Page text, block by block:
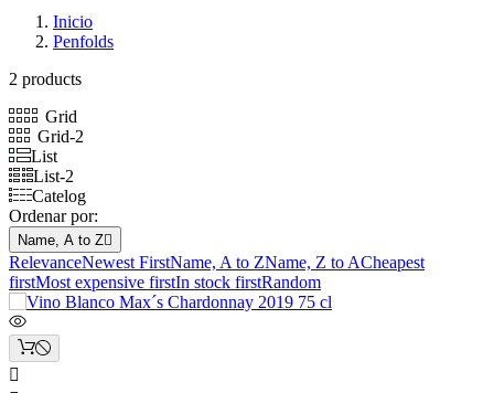
Inicio
Penfolds
2 products
Grid
Grid-2
List
List-2
Catelog
Ordenar por:
Name, A to Z
RelevanceNewest FirstName, A to ZName, Z to ACheapest
firstMost expensive firstIn stock firstRandom
